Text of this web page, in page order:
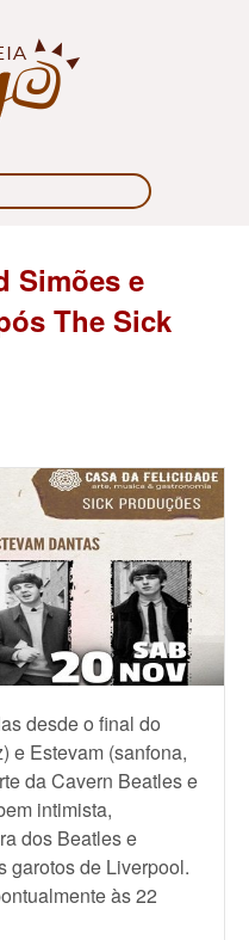
Simões e
The Sick
desde o final do
e Estevam (sanfona,
da Cavern Beatles e
intimista,
dos Beatles e
garotos de Liverpool.
às 22